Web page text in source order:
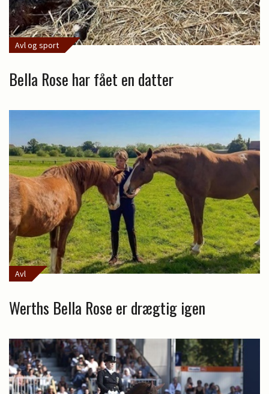
Avl og sport
Bella Rose har fået en datter
Avl
Werths Bella Rose er drægtig igen